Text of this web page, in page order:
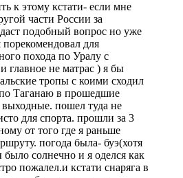
к этому кстати- если мне
части России за
подобный вопрос но уже
для
похода по Уралу с
не матрас ) я бы
тропы с коими сходил
Таганаю в прошедшие
пошел туда не
для спорта. прошли за 3
от того где я раньше
погода была- буэ(хотя
было солнечно и я оделся как
пожалел.и кстати снаряга в